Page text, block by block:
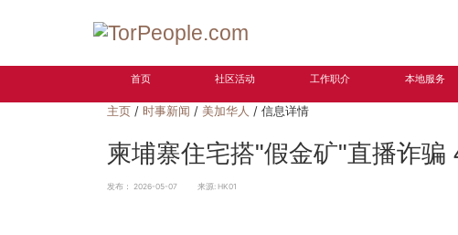
首页 社区活动 工作职介 本地服务
主页 / 时事新闻 / 美加华人 / 信息详情
柬埔寨住宅搭"假金矿"直播诈骗
发布： 2026-05-07 来源: HK01